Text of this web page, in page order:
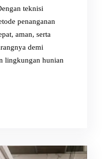
teknisi
penanganan
aman, serta
demi
lingkungan hunian